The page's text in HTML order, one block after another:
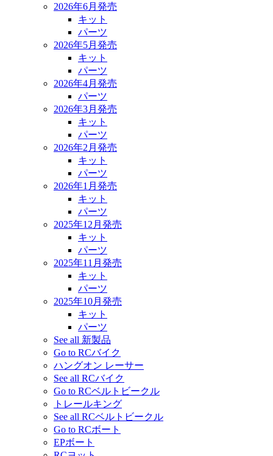
2026年6月発売
キット
パーツ
2026年5月発売
キット
パーツ
2026年4月発売
パーツ
2026年3月発売
キット
パーツ
2026年2月発売
キット
パーツ
2026年1月発売
キット
パーツ
2025年12月発売
キット
パーツ
2025年11月発売
キット
パーツ
2025年10月発売
キット
パーツ
See all 新製品
Go to RCバイク
ハングオン レーサー
See all RCバイク
Go to RCベルトビークル
トレールキング
See all RCベルトビークル
Go to RCボート
EPボート